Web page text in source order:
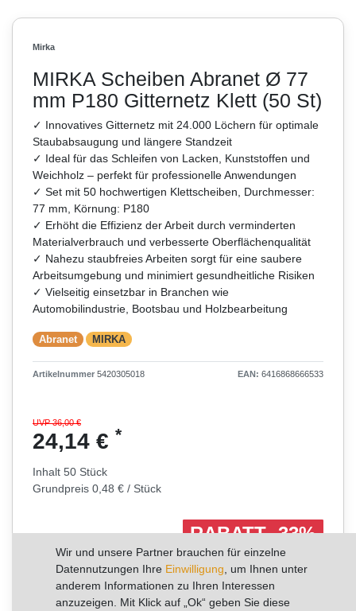
Mirka
MIRKA Scheiben Abranet Ø 77
mm P180 Gitternetz Klett (50 St)
✓ Innovatives Gitternetz mit 24.000 Löchern für optimale
Staubabsaugung und längere Standzeit
✓ Ideal für das Schleifen von Lacken, Kunststoffen und
Weichholz – perfekt für professionelle Anwendungen
✓ Set mit 50 hochwertigen Klettscheiben, Durchmesser:
77 mm, Körnung: P180
✓ Erhöht die Effizienz der Arbeit durch verminderten
Materialverbrauch und verbesserte Oberflächenqualität
✓ Nahezu staubfreies Arbeiten sorgt für eine saubere
Arbeitsumgebung und minimiert gesundheitliche Risiken
✓ Vielseitig einsetzbar in Branchen wie
Automobilindustrie, Bootsbau und Holzbearbeitung
Abranet MIRKA
Artikelnummer 5420305018 EAN: 6416868666533
UVP 36,00 €
24,14 € *
Inhalt 50 Stück
Grundpreis 0,48 € / Stück
RABATT -33%
Sie sparen 11,86 €
Artikel mit rel. kurzer Lieferzeit.
Sofort versandfertig, Lieferzeit 1-2 Arbeitstage
Wir und unsere Partner brauchen für einzelne
Datennutzungen Ihre Einwilligung , um Ihnen unter
anderem Informationen zu Ihren Interessen
anzuzeigen. Mit Klick auf „Ok“ geben Sie diese